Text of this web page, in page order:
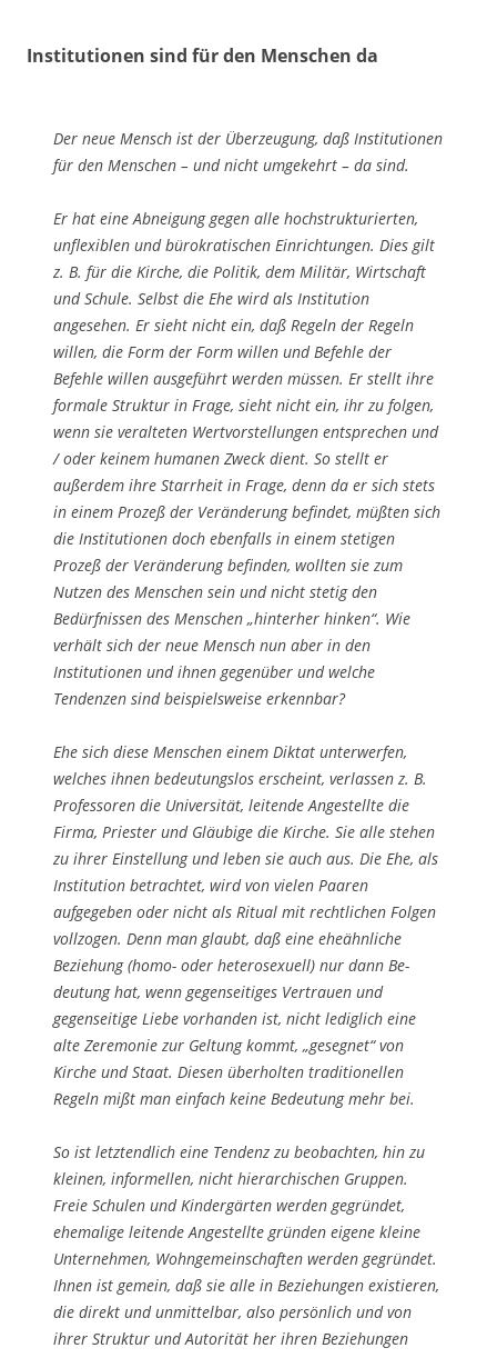
Institutionen sind für den Menschen da
Der neue Mensch ist der Überzeugung, daß Institutionen
für den Menschen – und nicht umgekehrt – da sind.
Er hat eine Abneigung gegen alle hochstrukturierten,
unflexiblen und bürokratischen Einrichtungen. Dies gilt
z. B. für die Kirche, die Politik, dem Militär, Wirtschaft
und Schule. Selbst die Ehe wird als Institution
angesehen. Er sieht nicht ein, daß Regeln der Regeln
willen, die Form der Form willen und Befehle der
Befehle willen ausge­führt werden müssen. Er stellt ihre
formale Struktur in Frage, sieht nicht ein, ihr zu folgen,
wenn sie veralteten Wertvorstellungen entsprechen und
/ oder keinem huma­nen Zweck dient. So stellt er
außerdem ihre Starrheit in Frage, denn da er sich stets
in ei­nem Prozeß der Veränderung befindet, müßten sich
die Institutionen doch eben­falls in ei­nem stetigen
Prozeß der Veränderung befinden, wollten sie zum
Nutzen des Men­schen sein und nicht stetig den
Bedürfnissen des Menschen „hinterher hinken“. Wie
verhält sich der neue Mensch nun aber in den
Institutionen und ihnen gegen­über und welche
Tendenzen sind beispielsweise erkennbar?
Ehe sich diese Menschen einem Diktat unterwerfen,
welches ihnen bedeutungslos er­scheint, verlassen z. B.
Professoren die Universität, leitende Angestellte die
Firma, Priester und Gläubige die Kirche. Sie alle stehen
zu ihrer Einstellung und leben sie auch aus. Die Ehe, als
Institution betrachtet, wird von vielen Paaren
aufgegeben oder nicht als Ritual mit rechtlichen Folgen
vollzogen. Denn man glaubt, daß eine ehe­ähnliche
Beziehung (homo- oder heterosexuell) nur dann Be­
deutung hat, wenn ge­genseitiges Vertrauen und
gegenseitige Liebe vorhanden ist, nicht lediglich eine
alte Zeremo­nie zur Geltung kommt, „gesegnet“ von
Kirche und Staat. Diesen überholten traditio­nellen
Regeln mißt man einfach keine Bedeutung mehr bei.
So ist letztendlich eine Tendenz zu beobachten, hin zu
kleinen, informellen, nicht hier­archischen Gruppen.
Freie Schulen und Kindergärten werden gegründet,
ehema­lige leitende Angestellte gründen eigene kleine
Unternehmen, Wohngemeinschaften wer­den gegründet.
Ihnen ist gemein, daß sie alle in Beziehungen existieren,
die di­rekt und unmittelbar, also persönlich und von
ihrer Struktur und Autorität her ihren Beziehun­gen